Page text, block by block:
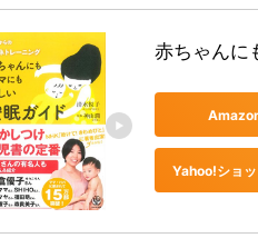
赤ちゃんに
Yahoo!ショ